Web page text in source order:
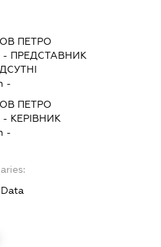
ПЕТРО
- ПРЕДСТАВНИК
-
ПЕТРО
- КЕРІВНИК
-